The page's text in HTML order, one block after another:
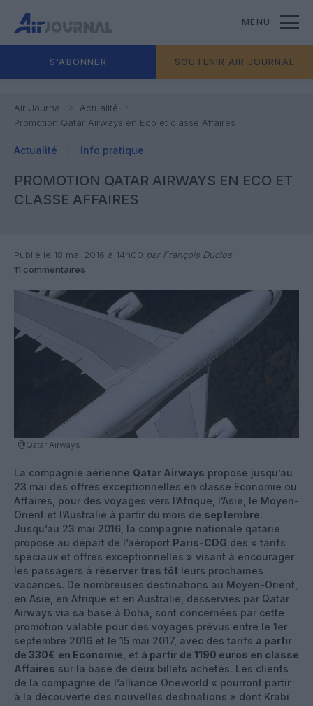
MENU
S'ABONNER SOUTENIR AIR JOURNAL
Air Journal
Actualité
Promotion Qatar Airways en Eco et classe Affaires
Actualité Info pratique
PROMOTION QATAR AIRWAYS EN ECO ET
CLASSE AFFAIRES
Publié le 18 mai 2016 à 14h00 par François Duclos
11 commentaires
@Qatar Airways
La compagnie aérienne Qatar Airways propose jusqu’au
23 mai des offres exceptionnelles en classe Economie ou
Affaires, pour des voyages vers l’Afrique, l’Asie, le Moyen-
Orient et l’Australie à partir du mois de septembre.
Jusqu’au 23 mai 2016, la compagnie nationale qatarie
propose au départ de l’aéroport Paris-CDG des « tarifs
spéciaux et offres exceptionnelles » visant à encourager
les passagers à réserver très tôt leurs prochaines
vacances. De nombreuses destinations au Moyen-Orient,
en Asie, en Afrique et en Australie, desservies par Qatar
Airways via sa base à Doha, sont concernées par cette
promotion valable pour des voyages prévus entre le 1er
septembre 2016 et le 15 mai 2017, avec des tarifs à partir
de 330€ en Economie , et à partir de 1190 euros en classe
Affaires sur la base de deux billets achetés. Les clients
de la compagnie de l’alliance Oneworld « pourront partir
à la découverte des nouvelles destinations » dont Krabi